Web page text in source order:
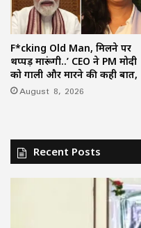
F*cking Old Man, मिलने पर
थप्पड़ मारूंगी..’ CEO ने PM मोदी
को गाली और मारने की कही बात,
August 8, 2026
Recent Posts